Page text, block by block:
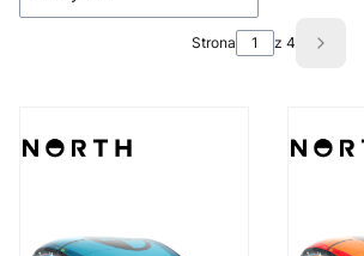
Strona z 4